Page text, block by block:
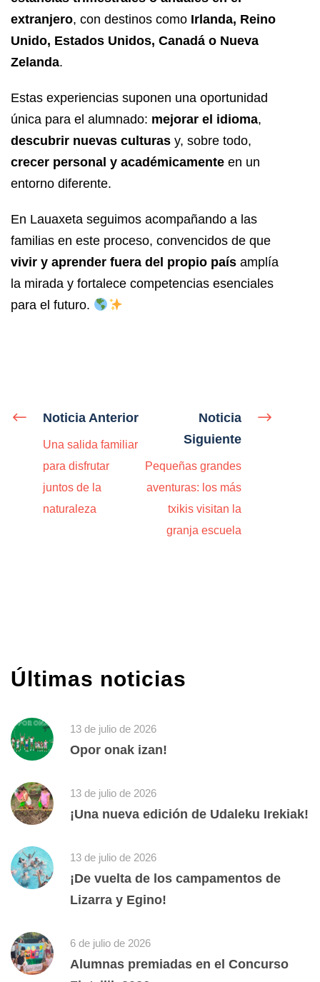
extranjero, con destinos como Irlanda, Reino
Unido, Estados Unidos, Canadá o Nueva
Zelanda.
Estas experiencias suponen una oportunidad
única para el alumnado: mejorar el idioma,
descubrir nuevas culturas y, sobre todo,
crecer personal y académicamente en un
entorno diferente.
En Lauaxeta seguimos acompañando a las
familias en este proceso, convencidos de que
vivir y aprender fuera del propio país amplía
la mirada y fortalece competencias esenciales
para el futuro.
Noticia Anterior
Una salida familiar
para disfrutar
juntos de la
naturaleza
Noticia
Siguiente
Pequeñas grandes
aventuras: los más
txikis visitan la
granja escuela
Últimas noticias
13 de julio de 2026
Opor onak izan!
13 de julio de 2026
¡Una nueva edición de Udaleku Irekiak!
13 de julio de 2026
¡De vuelta de los campamentos de
Lizarra y Egino!
6 de julio de 2026
Alumnas premiadas en el Concurso